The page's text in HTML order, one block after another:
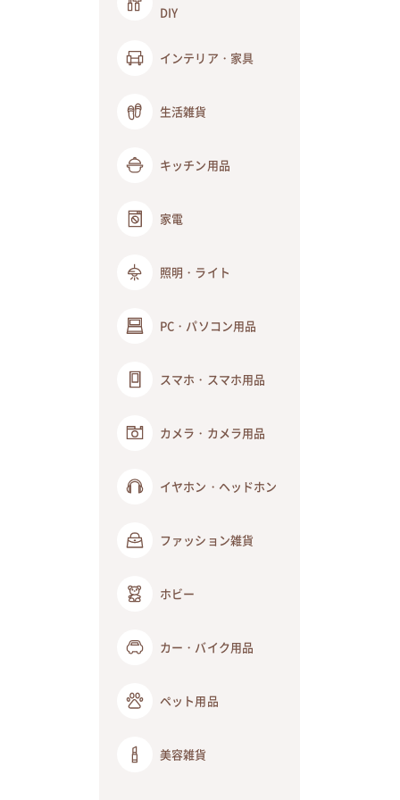
DIY
インテリア・家具
生活雑貨
キッチン用品
家電
照明・ライト
PC・パソコン用品
スマホ・スマホ用品
カメラ・カメラ用品
イヤホン・ヘッドホン
ファッション雑貨
ホビー
カー・バイク用品
ペット用品
美容雑貨